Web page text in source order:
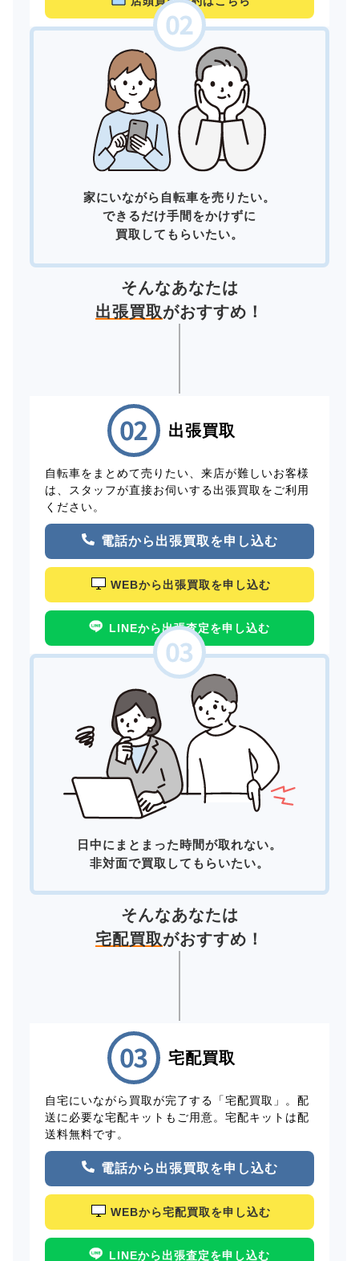
家にいながら自転車を売りたい。
できるだけ手間をかけずに
買取してもらいたい。
そんなあなたは
出張買取がおすすめ！
出張買取
自転車をまとめて売りたい、来店が難しいお客様
は、スタッフが直接お伺いする出張買取をご利用
ください。
電話から出張買取を申し込む
WEBから出張買取を申し込む
LINEから出張査定を申し込む
日中にまとまった時間が取れない。
非対面で買取してもらいたい。
そんなあなたは
宅配買取がおすすめ！
宅配買取
自宅にいながら買取が完了する「宅配買取」。配
送に必要な宅配キットもご用意。宅配キットは配
送料無料です。
電話から出張買取を申し込む
WEBから宅配買取を申し込む
LINEから出張査定を申し込む